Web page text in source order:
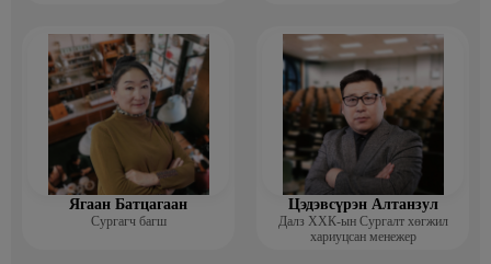
Ягаан Батцагаан
Сургагч багш
Цэдэвсүрэн Алтанзул
Далз ХХК-ын Сургалт хөгжил
хариуцсан менежер